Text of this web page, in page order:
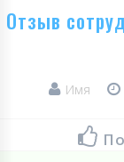
Отзыв
Имя